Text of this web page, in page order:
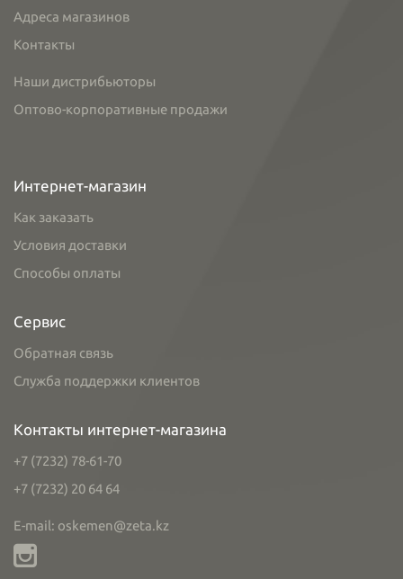
Адреса магазинов
Контакты
Наши дистрибьюторы
Оптово-корпоративные продажи
Интернет-магазин
Как заказать
Условия доставки
Способы оплаты
Сервис
Обратная связь
Служба поддержки клиентов
Контакты интернет-магазина
+7 (7232) 78-61-70
+7 (7232) 20 64 64
E-mail: oskemen@zeta.kz